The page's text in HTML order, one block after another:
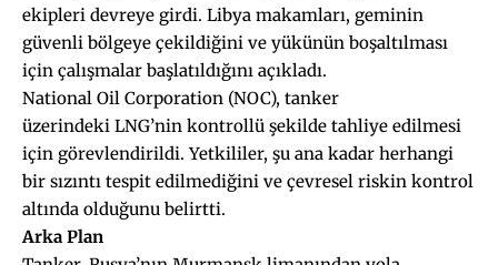
ekipleri devreye girdi. Libya makamları, geminin
güvenli bölgeye çekildiğini ve yükünün boşaltılması
için çalışmalar başlatıldığını açıkladı.
National Oil Corporation (NOC), tanker
üzerindeki LNG’nin kontrollü şekilde tahliye edilmesi
için görevlendirildi. Yetkililer, şu ana kadar herhangi
bir sızıntı tespit edilmediğini ve çevresel riskin kontrol
altında olduğunu belirtti.
Arka Plan